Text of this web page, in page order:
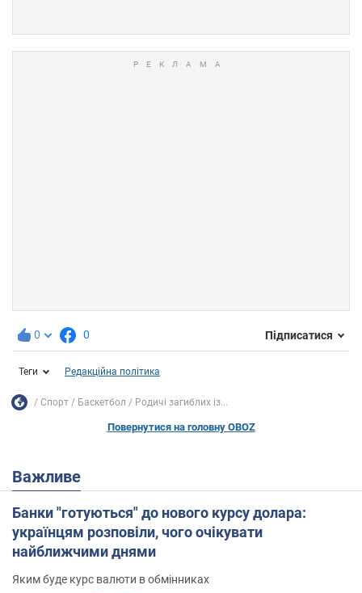
0 0 Підписатися
Теги Редакційна політика
Спорт Баскетбол Родичі загиблих із...
Повернутися на головну OBOZ
Важливе
Банки "готуються" до нового курсу долара:
українцям розповіли, чого очікувати
найближчими днями
Яким буде курс валюти в обмінниках